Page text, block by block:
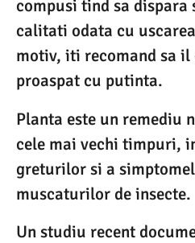
compusi tind sa dispara
calitati odata cu
motiv, iti recomand sa
proaspat cu putinta.
Planta este un remediu
cele mai vechi timpuri,
greturilor si a
muscaturilor de insecte.
Un studiu recent